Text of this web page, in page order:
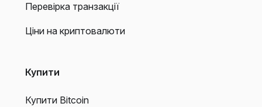
Перевірка транзакції
Ціни на криптовалюти
Купити
Купити Bitcoin